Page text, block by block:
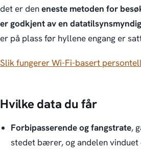
det er deneneste metoden for
er godkjent av en
er på plass før hyllene engang er
Slik fungerer Wi-Fi-basert
Hvilke data du får
Forbipasserende og fangstrate,
stedet bærer, og andelen